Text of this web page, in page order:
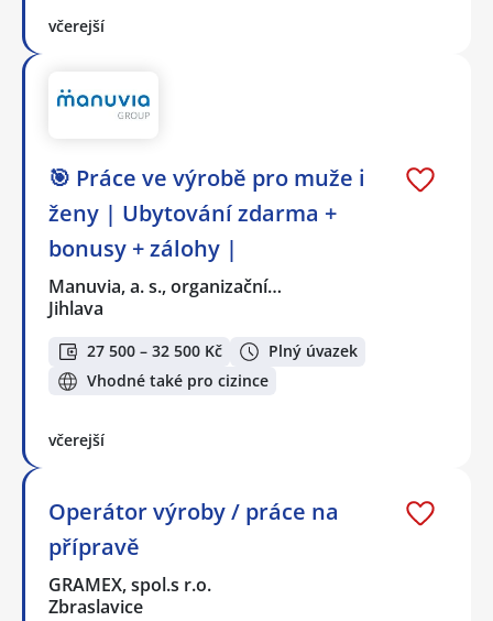
včerejší
🎯 Práce ve výrobě pro muže i
ženy | Ubytování zdarma +
bonusy + zálohy |
Manuvia, a. s., organizační…
Jihlava
27 500 – 32 500 Kč
Plný úvazek
Vhodné také pro cizince
včerejší
Operátor výroby / práce na
přípravě
GRAMEX, spol.s r.o.
Zbraslavice